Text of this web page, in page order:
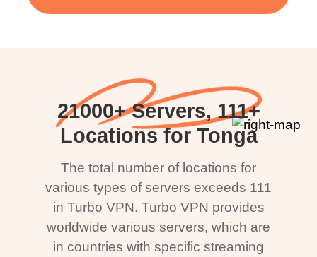
21000+ Servers, 111+
Locations for Tonga
The total number of locations for
various types of servers exceeds 111
in Turbo VPN. Turbo VPN provides
worldwide various servers, which are
in countries with specific streaming